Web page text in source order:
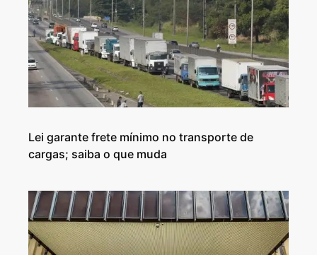
Lei garante frete mínimo no transporte de
cargas; saiba o que muda